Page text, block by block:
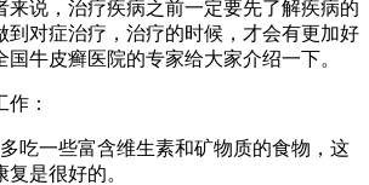
来说，治疗疾病之前一定要先了解疾病的
到对症治疗，治疗的时候，才会有更加好
牛皮癣医院的专家给大家介绍一下。
：
吃一些富含维生素和矿物质的食物，这
是很好的。